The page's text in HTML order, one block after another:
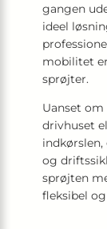
gangen
ideel
mobilitet
sprøjter.
Uanset
drivhuset
og
sprøjten
fleksibel